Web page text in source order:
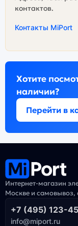
контактов.
Контакты MiPort
Хотите
наличии?
Перейти в
Интернет-магазин
Москве и самовывоз,
+7 (495) 123-
info@miport.ru